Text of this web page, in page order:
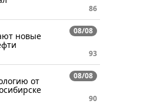
86
08/08
новые
93
08/08
от
90